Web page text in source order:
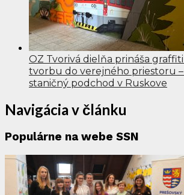
OZ Tvorivá dielňa prináša
tvorbu do verejného priestoru
staničný podchod v Ruskove
Navigácia v článku
Populárne na webe SSN